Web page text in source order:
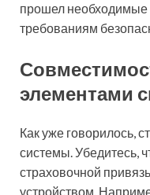
прошел необходимые
требованиям
элементами
Как уже говорилось,
системы. Убедитесь,
страховочной
устройством.